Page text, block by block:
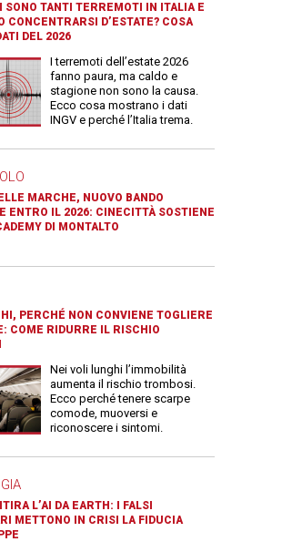
SONO TANTI TERREMOTI IN ITALIA E
CONCENTRARSI D’ESTATE? COSA
DEL 2026
I terremoti dell’estate 2026
fanno paura, ma caldo e
stagione non sono la causa.
Ecco cosa mostrano i dati
INGV e perché l’Italia trema.
MARCHE, NUOVO BANDO
ENTRO IL 2026: CINECITTÀ SOSTIENE
DI MONTALTO
PERCHÉ NON CONVIENE TOGLIERE
COME RIDURRE IL RISCHIO
Nei voli lunghi l’immobilità
aumenta il rischio trombosi.
Ecco perché tenere scarpe
comode, muoversi e
riconoscere i sintomi.
L’AI DA EARTH: I FALSI
METTONO IN CRISI LA FIDUCIA